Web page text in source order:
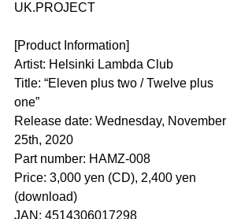
UK.PROJECT
[Product Information]
Artist: Helsinki Lambda Club
Title: “Eleven plus two / Twelve plus
one”
Release date: Wednesday, November
25th, 2020
Part number: HAMZ-008
Price: 3,000 yen (CD), 2,400 yen
(download)
JAN: 4514306017298